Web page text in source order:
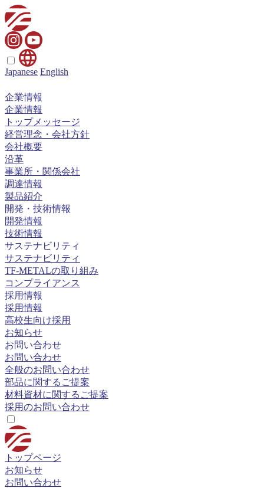
Japanese English
企業情報
企業情報
トップメッセージ
経営理念・会社方針
会社概要
沿革
事業所・関係会社
調達情報
製品紹介
開発・技術情報
開発情報
技術情報
サステナビリティ
サステナビリティ
TF-METALの取り組み
コンプライアンス
採用情報
採用情報
高校生向け採用
お知らせ
お問い合わせ
お問い合わせ
全般のお問い合わせ
部品に関するご提案
材料資材に関するご提案
採用のお問い合わせ
トップページ
お知らせ
お問い合わせ